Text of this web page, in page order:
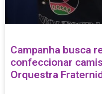
Campanha busca
confeccionar
Orquestra